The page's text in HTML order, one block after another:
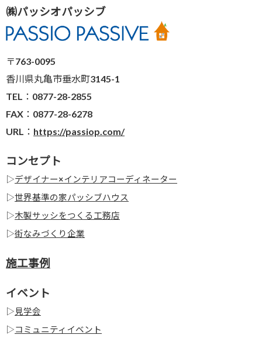
㈱パッシオパッシブ
〒763-0095
香川県丸亀市垂水町3145-1
TEL：0877-28-2855
FAX：0877-28-6278
URL： https://passiop.com/
コンセプト
▷デザイナー×インテリアコーディネーター
▷世界基準の家パッシブハウス
▷木製サッシをつくる工務店
▷街なみづくり企業
施工事例
イベント
▷ 見学会
▷コミュニティイベント